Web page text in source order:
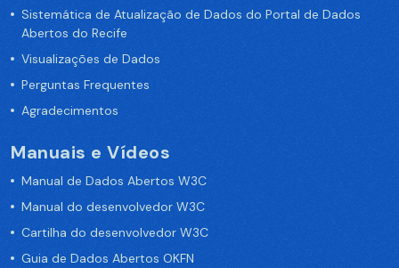
Sistemática de Atualização de Dados do Portal de Dados
Abertos do Recife
Visualizações de Dados
Perguntas Frequentes
Agradecimentos
Manuais e Vídeos
Manual de Dados Abertos W3C
Manual do desenvolvedor W3C
Cartilha do desenvolvedor W3C
Guia de Dados Abertos OKFN